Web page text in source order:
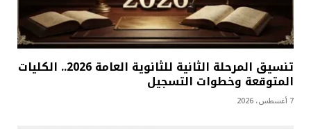
تنسيق المرحلة الثانية للثانوية العامة 2026.. الكليات
المتوقعة وخطوات التسجيل
7 أغسطس، 2026